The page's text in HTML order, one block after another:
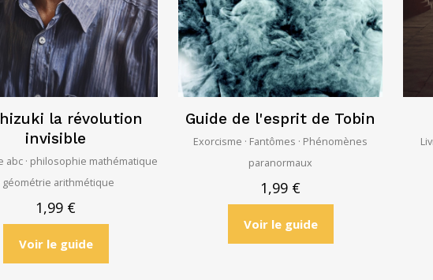
la révolution
invisible
abc · philosophie mathématique
géométrie arithmétique
1,99 €
Voir le guide
Guide de l'esprit de Tobin
Exorcisme · Fantômes · Phénomènes
paranormaux
1,99 €
Voir le guide